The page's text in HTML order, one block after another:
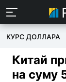
КУРС ДОЛЛАРА
Китай
на суму